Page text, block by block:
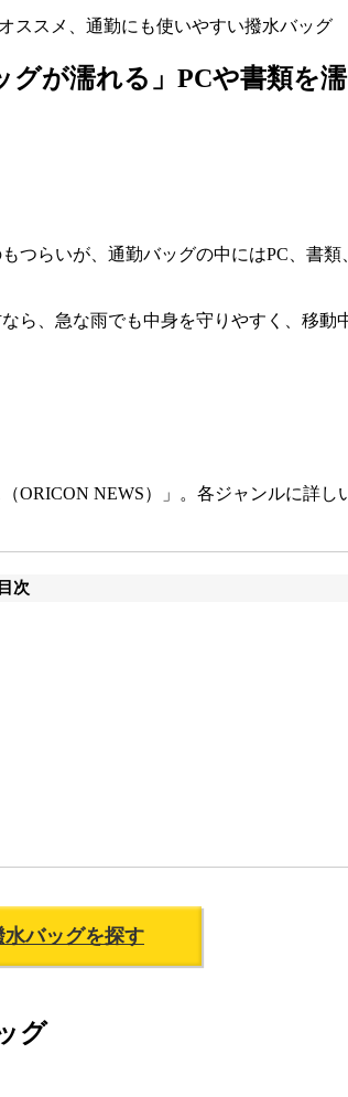
ススメ、通勤にも使いやすい撥水バッグ
が濡れる」PCや書類を
らいが、通勤バッグの中にはPC、書
、急な雨でも中身を守りやすく、移動
NEWS）」。各ジャンルに詳
目次
バッグを探す
グ